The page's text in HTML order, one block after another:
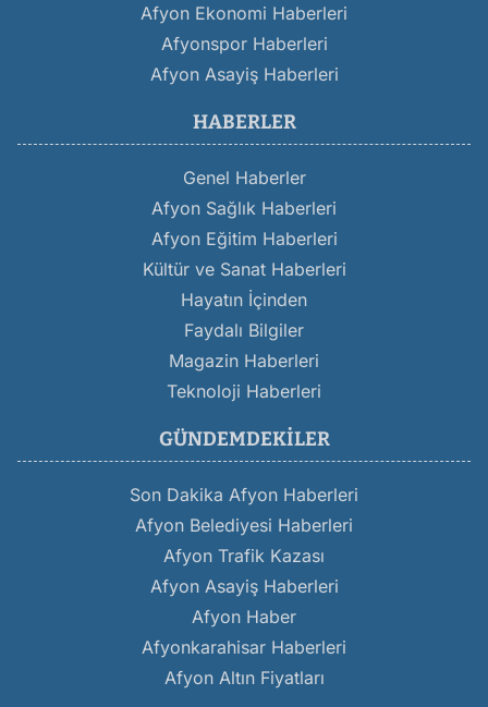
Afyon Ekonomi Haberleri
Afyonspor Haberleri
Afyon Asayiş Haberleri
HABERLER
Genel Haberler
Afyon Sağlık Haberleri
Afyon Eğitim Haberleri
Kültür ve Sanat Haberleri
Hayatın İçinden
Faydalı Bilgiler
Magazin Haberleri
Teknoloji Haberleri
GÜNDEMDEKILER
Son Dakika Afyon Haberleri
Afyon Belediyesi Haberleri
Afyon Trafik Kazası
Afyon Asayiş Haberleri
Afyon Haber
Afyonkarahisar Haberleri
Afyon Altın Fiyatları